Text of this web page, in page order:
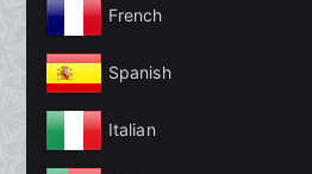
French
Spanish
Italian